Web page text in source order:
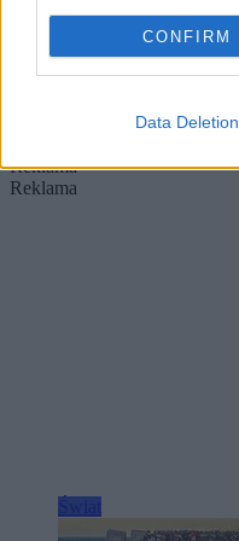
CONFIRM
Data Deletion
Reklama
Reklama